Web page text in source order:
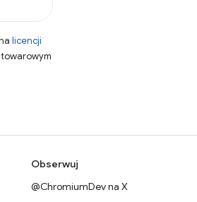
licencji
Obserwuj
@ChromiumDev na X